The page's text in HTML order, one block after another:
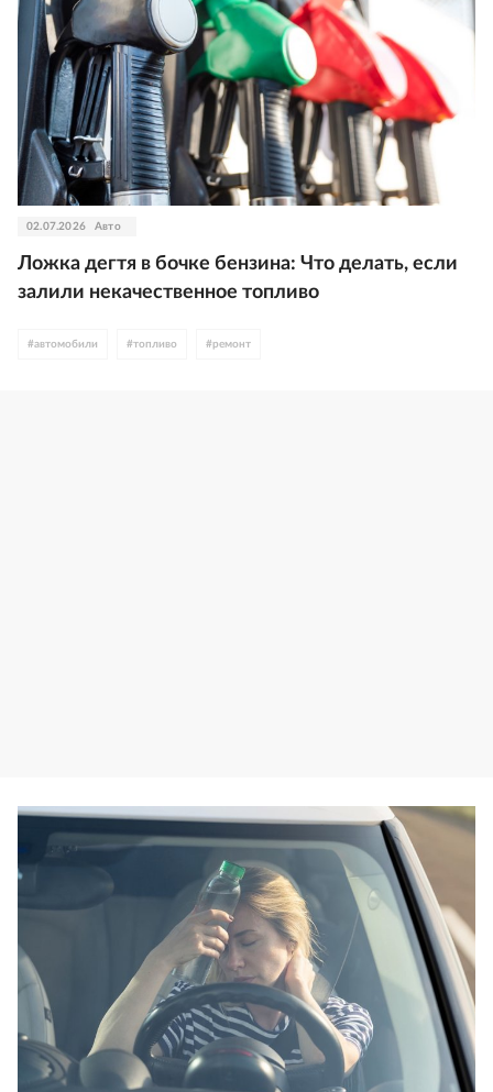
02.07.2026 Авто
Ложка дегтя в бочке бензина: Что делать, если
залили некачественное топливо
#автомобили #топливо #ремонт